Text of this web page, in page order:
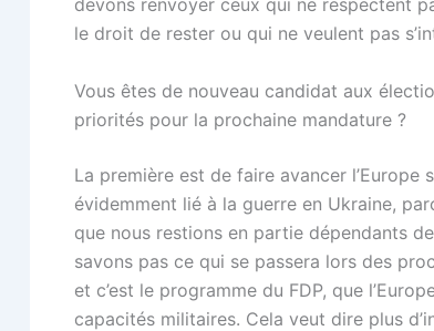
devons renvoyer ceux qui ne respectent
le droit de rester ou qui ne veulent pas
Vous êtes de nouveau candidat aux
priorités pour la prochaine mandature ?
La première est de faire avancer l’Europe
évidemment lié à la guerre en Ukraine,
que nous restions en partie dépendants
savons pas ce qui se passera lors des
et c’est le programme du FDP, que
capacités militaires. Cela veut dire plus